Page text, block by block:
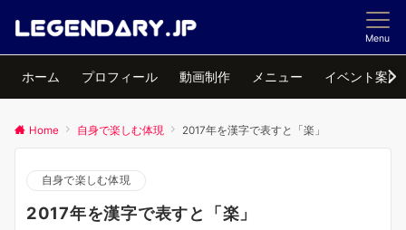
Menu
ホーム プロフィール 動画制作 メニュー イベント案内
Home 自身で楽しむ体現 2017年を漢字で表すと「楽」
自身で楽しむ体現
2017年を漢字で表すと「楽」